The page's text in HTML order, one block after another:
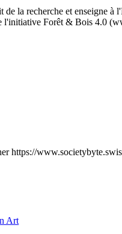
la recherche et enseigne à
l'initiative Forêt & Bois 4.0
https://
Art